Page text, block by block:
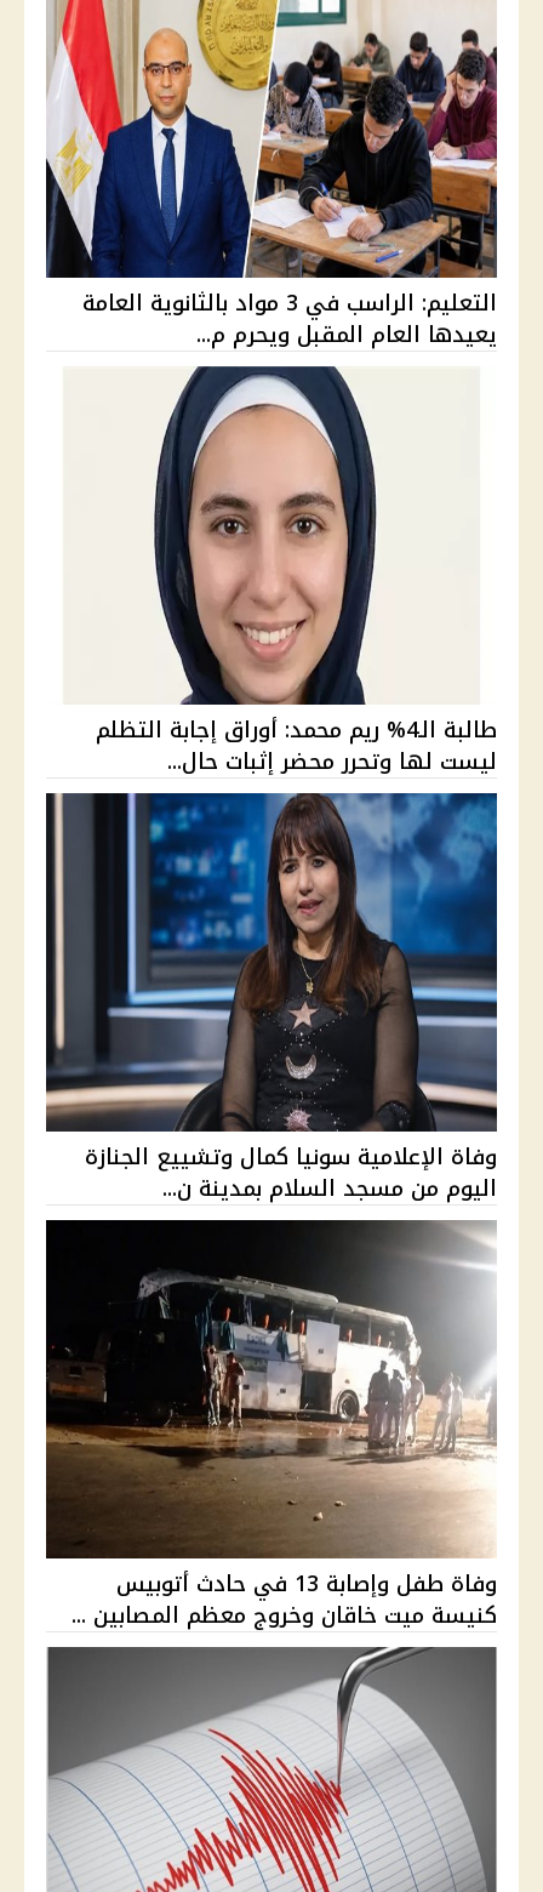
التعليم: الراسب في 3 مواد بالثانوية العامة
يعيدها العام المقبل ويحرم م...
طالبة الـ4% ريم محمد: أوراق إجابة التظلم
ليست لها وتحرر محضر إثبات حال...
وفاة الإعلامية سونيا كمال وتشييع الجنازة
اليوم من مسجد السلام بمدينة ن...
وفاة طفل وإصابة 13 في حادث أتوبيس
كنيسة ميت خاقان وخروج معظم المصابين ...